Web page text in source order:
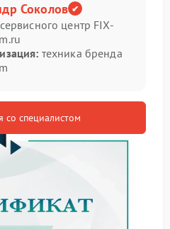
по следующим
ошибки;
при нагрузке.
необходим для
работы системы
Соколов
центр FIX-
техника бренда
со специалистом